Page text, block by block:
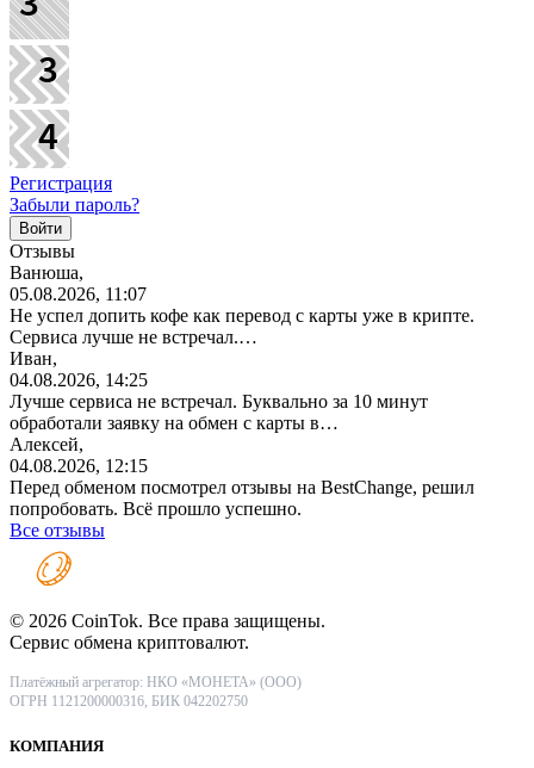
Регистрация
Забыли пароль?
Отзывы
Ванюша,
05.08.2026, 11:07
Не успел допить кофе как перевод с карты уже в крипте.
Сервиса лучше не встречал.…
Иван,
04.08.2026, 14:25
Лучше сервиса не встречал. Буквально за 10 минут
обработали заявку на обмен с карты в…
Алексей,
04.08.2026, 12:15
Перед обменом посмотрел отзывы на BestChange, решил
попробовать. Всё прошло успешно.
Все отзывы
© 2026 CoinTok. Все права защищены.
Сервис обмена криптовалют.
Платёжный агрегатор: НКО «МОНЕТА» (ООО)
ОГРН 1121200000316, БИК 042202750
КОМПАНИЯ